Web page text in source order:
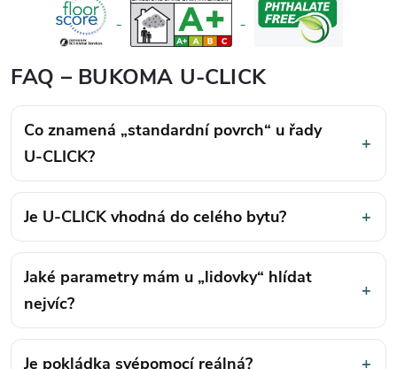
FAQ – BUKOMA U-CLICK
Co znamená „standardní povrch“ u řady
U-CLICK?
+
Je U-CLICK vhodná do celého bytu? +
Jaké parametry mám u „lidovky“ hlídat
nejvíc?
+
Je pokládka svépomocí reálná? +